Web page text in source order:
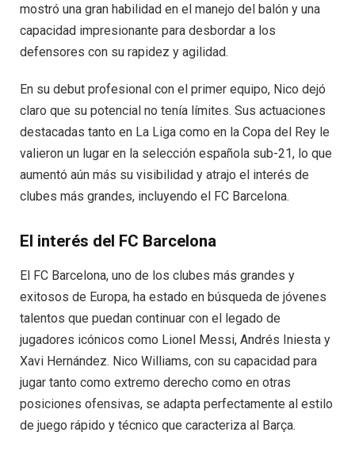
mostró una gran habilidad en el manejo del balón y una
capacidad impresionante para desbordar a los
defensores con su rapidez y agilidad.
En su debut profesional con el primer equipo, Nico dejó
claro que su potencial no tenía límites. Sus actuaciones
destacadas tanto en La Liga como en la Copa del Rey le
valieron un lugar en la selección española sub-21, lo que
aumentó aún más su visibilidad y atrajo el interés de
clubes más grandes, incluyendo el FC Barcelona.
El interés del FC Barcelona
El FC Barcelona, uno de los clubes más grandes y
exitosos de Europa, ha estado en búsqueda de jóvenes
talentos que puedan continuar con el legado de
jugadores icónicos como Lionel Messi, Andrés Iniesta y
Xavi Hernández. Nico Williams, con su capacidad para
jugar tanto como extremo derecho como en otras
posiciones ofensivas, se adapta perfectamente al estilo
de juego rápido y técnico que caracteriza al Barça.